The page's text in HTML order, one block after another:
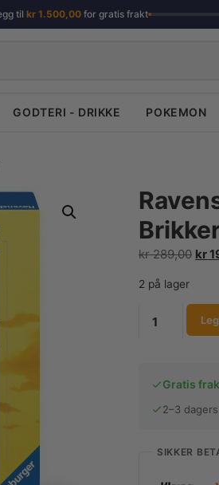
til kr1.500,00for gratis frakt
GODTERI - DRIKKE POKEMON
kr289,00 kr
2 på lager
Ravensburger
Puslespill
Piece
Brikker
Gratis
2–3
SIKKER